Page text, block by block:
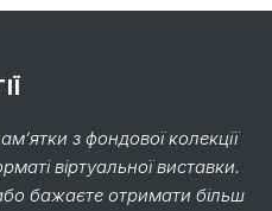
з фондової колекції
віртуальної виставки.
бажаєте отримати більш